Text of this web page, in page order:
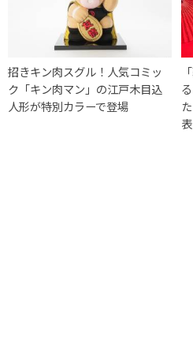
招きキン肉スグル！人気コミッ
ク「キン肉マン」の江戸木目込
人形が特別カラーで登場